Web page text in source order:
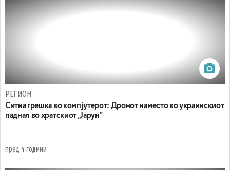
РЕГИОН
Ситна грешка во компјутерот: Дронот наместо во украинскиот
паднал во хратскиот „Јарун“
пред 4 години